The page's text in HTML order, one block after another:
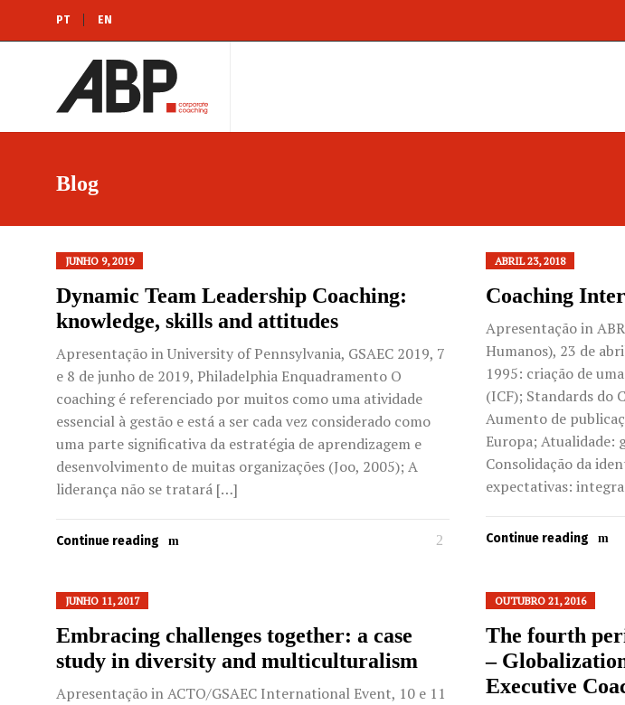
PT EN
Blog
JUNHO 9, 2019
Dynamic Team Leadership Coaching:
knowledge, skills and attitudes
Apresentação in University of Pennsylvania, GSAEC 2019, 7
e 8 de junho de 2019, Philadelphia Enquadramento O
coaching é referenciado por muitos como uma atividade
essencial à gestão e está a ser cada vez considerado como
uma parte significativa da estratégia de aprendizagem e
desenvolvimento de muitas organizações (Joo, 2005); A
liderança não se tratará […]
Continue reading
ABRIL 23, 2018
Coaching
Apresentação in
Humanos), 23 de
1995: criação de
(ICF); Standards do
Aumento de
Europa; Atualidade:
Consolidação da
expectativas:
Continue reading
JUNHO 11, 2017
Embracing challenges together: a case
study in diversity and multiculturalism
Apresentação in ACTO/GSAEC International Event, 10 e 11
OUTUBRO 21, 2016
The fourth
–
Executive